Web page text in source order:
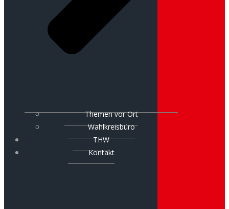
Themen vor Ort
Wahlkreisbüro
THW
Kontakt